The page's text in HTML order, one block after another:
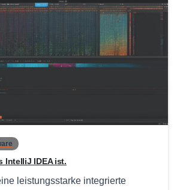
IntelliJ IDEA ist.
leistungsstarke integrierte